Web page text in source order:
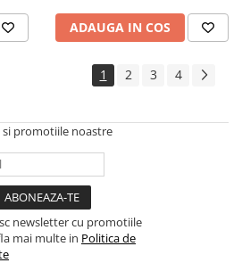
ADAUGA IN COS
1 2 3 4
promotiile noastre
newsletter cu promotiile
mai multe in Politica de